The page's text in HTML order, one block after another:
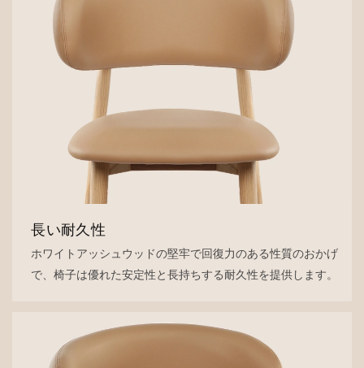
長い耐久性
ホワイトアッシュウッドの堅牢で回復力のある性質のおかげ
で、椅子は優れた安定性と長持ちする耐久性を提供します。